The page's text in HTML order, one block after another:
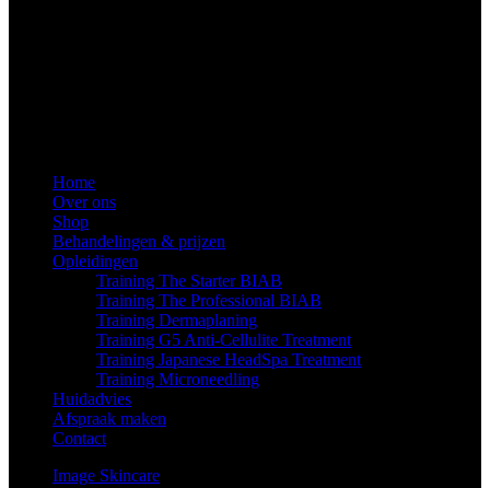
Home
Over ons
Shop
Behandelingen & prijzen
Opleidingen
Training The Starter BIAB
Training The Professional BIAB
Training Dermaplaning
Training G5 Anti-Cellulite Treatment
Training Japanese HeadSpa Treatment
Training Microneedling
Huidadvies
Afspraak maken
Contact
Image Skincare